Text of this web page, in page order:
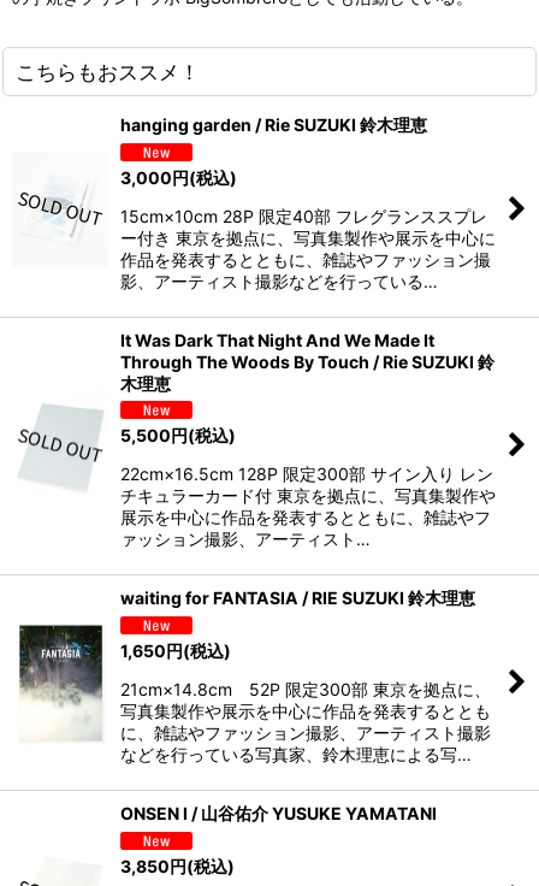
こちらもおススメ！
hanging garden / Rie SUZUKI 鈴木理恵
3,000円(税込)
15cm×10cm 28P 限定40部 フレグランススプレ
ー付き 東京を拠点に、写真集製作や展示を中心に
作品を発表するとともに、雑誌やファッション撮
影、アーティスト撮影などを行っている…
It Was Dark That Night And We Made It
Through The Woods By Touch / Rie SUZUKI 鈴
木理恵
5,500円(税込)
22cm×16.5cm 128P 限定300部 サイン入り レン
チキュラーカード付 東京を拠点に、写真集製作や
展示を中心に作品を発表するとともに、雑誌やフ
ァッション撮影、アーティスト…
waiting for FANTASIA / RIE SUZUKI 鈴木理恵
1,650円(税込)
21cm×14.8cm 52P 限定300部 東京を拠点に、
写真集製作や展示を中心に作品を発表するととも
に、雑誌やファッション撮影、アーティスト撮影
などを行っている写真家、鈴木理恵による写…
ONSEN I / 山谷佑介 YUSUKE YAMATANI
3,850円(税込)